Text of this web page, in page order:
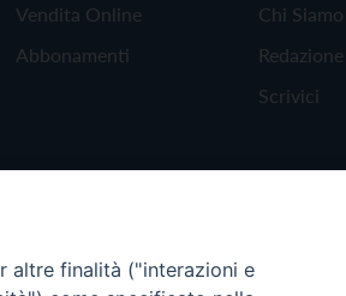
Vendita Online
Abbonamenti
Chi Siamo
Redazione
Scrivici
altre finalità ("interazioni e